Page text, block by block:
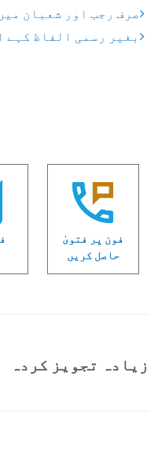
صرف رجب اور شعبان
بغیر رسمی الفاظ کہے
فون پر فتویٰ
حاصل کریں
زیادہ تجویز کردہ